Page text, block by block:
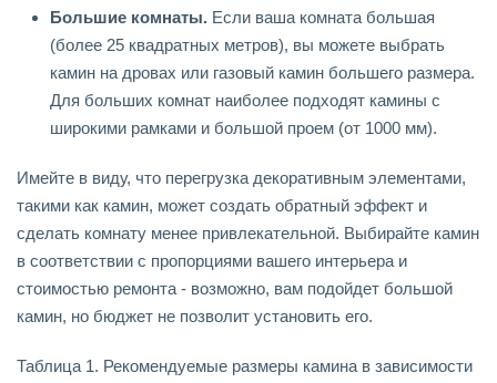
Большие комнаты. Если ваша комната большая
(более 25 квадратных метров), вы можете выбрать
камин на дровах или газовый камин большего размера.
Для больших комнат наиболее подходят камины с
широкими рамками и большой проем (от 1000 мм).
Имейте в виду, что перегрузка декоративным элементами,
такими как камин, может создать обратный эффект и
сделать комнату менее привлекательной. Выбирайте камин
в соответствии с пропорциями вашего интерьера и
стоимостью ремонта - возможно, вам подойдет большой
камин, но бюджет не позволит установить его.
Таблица 1. Рекомендуемые размеры камина в зависимости